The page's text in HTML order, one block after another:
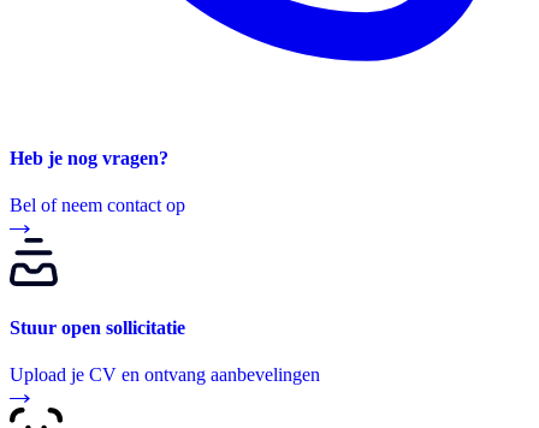
Heb je nog vragen?
Bel of neem contact op
Stuur open sollicitatie
Upload je CV en ontvang aanbevelingen